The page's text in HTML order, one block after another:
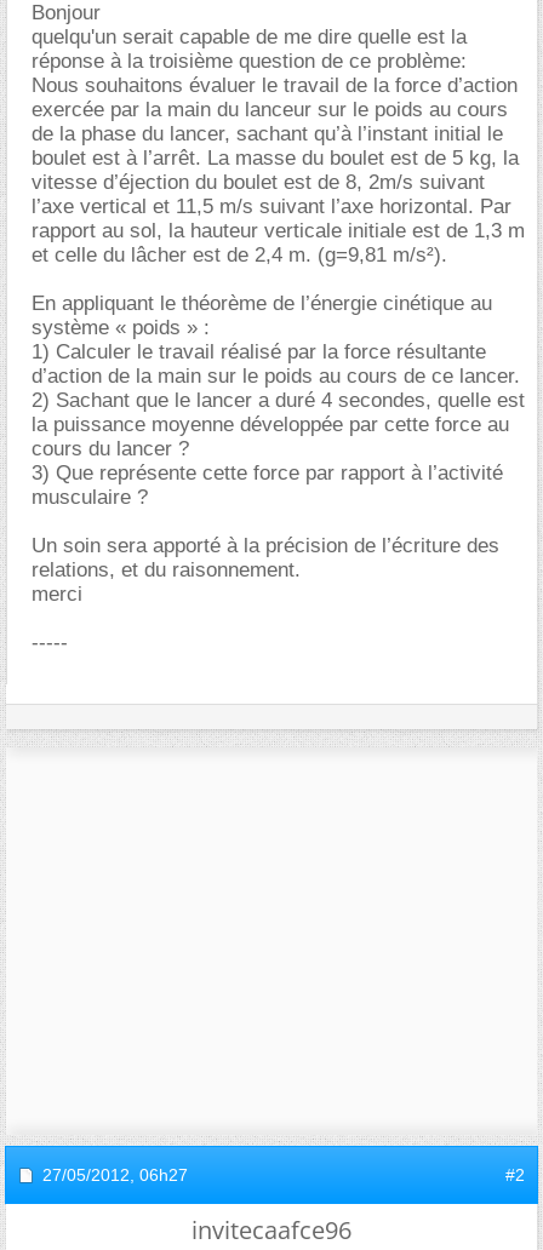
Bonjour
quelqu'un serait capable de me dire quelle est la
réponse à la troisième question de ce problème:
Nous souhaitons évaluer le travail de la force d’action
exercée par la main du lanceur sur le poids au cours
de la phase du lancer, sachant qu’à l’instant initial le
boulet est à l’arrêt. La masse du boulet est de 5 kg, la
vitesse d’éjection du boulet est de 8, 2m/s suivant
l’axe vertical et 11,5 m/s suivant l’axe horizontal. Par
rapport au sol, la hauteur verticale initiale est de 1,3 m
et celle du lâcher est de 2,4 m. (g=9,81 m/s²).
En appliquant le théorème de l’énergie cinétique au
système « poids » :
1) Calculer le travail réalisé par la force résultante
d’action de la main sur le poids au cours de ce lancer.
2) Sachant que le lancer a duré 4 secondes, quelle est
la puissance moyenne développée par cette force au
cours du lancer ?
3) Que représente cette force par rapport à l’activité
musculaire ?
Un soin sera apporté à la précision de l’écriture des
relations, et du raisonnement.
merci
-----
27/05/2012, 06h27 #2
invitecaafce96